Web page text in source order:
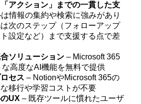
「アクション」までの一貫した支
情報の集約や検索に強みがあり
次のステップ（フォローアップ
設定など）まで支援する点で差
ソリューション – Microsoft 365
高度なAI機能を無料で提供
セス – NotionやMicrosoft 365の
移行や学習コストが不要
UX – 既存ツールに慣れたユーザ